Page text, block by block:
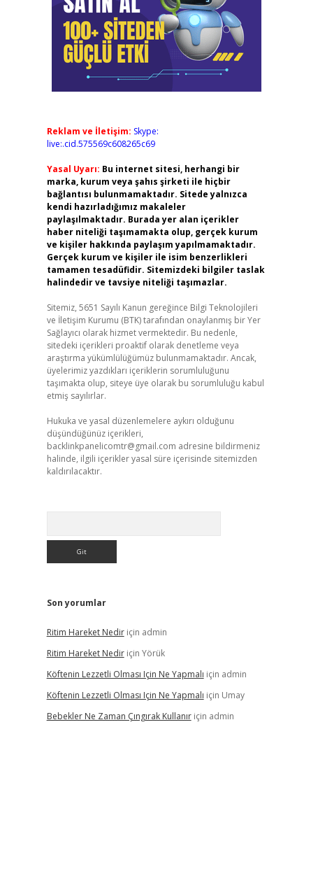
Reklam ve İletişim: Skype:
live:.cid.575569c608265c69
Yasal Uyarı: Bu internet sitesi, herhangi bir
marka, kurum veya şahıs şirketi ile hiçbir
bağlantısı bulunmamaktadır. Sitede yalnızca
kendi hazırladığımız makaleler
paylaşılmaktadır. Burada yer alan içerikler
haber niteliği taşımamakta olup, gerçek kurum
ve kişiler hakkında paylaşım yapılmamaktadır.
Gerçek kurum ve kişiler ile isim benzerlikleri
tamamen tesadüfidir. Sitemizdeki bilgiler taslak
halindedir ve tavsiye niteliği taşımazlar.
Sitemiz, 5651 Sayılı Kanun gereğince Bilgi Teknolojileri
ve İletişim Kurumu (BTK) tarafından onaylanmış bir Yer
Sağlayıcı olarak hizmet vermektedir. Bu nedenle,
sitedeki içerikleri proaktif olarak denetleme veya
araştırma yükümlülüğümüz bulunmamaktadır. Ancak,
üyelerimiz yazdıkları içeriklerin sorumluluğunu
taşımakta olup, siteye üye olarak bu sorumluluğu kabul
etmiş sayılırlar.
Hukuka ve yasal düzenlemelere aykırı olduğunu
düşündüğünüz içerikleri,
backlinkpanelicomtr@gmail.com adresine bildirmeniz
halinde, ilgili içerikler yasal süre içerisinde sitemizden
kaldırılacaktır.
Son yorumlar
Ritim Hareket Nediriçin admin
Ritim Hareket Nediriçin Yörük
Köftenin Lezzetli Olması Için Ne Yapmalı için admin
Köftenin Lezzetli Olması Için Ne Yapmalı için Umay
Bebekler Ne Zaman Çıngırak Kullanıriçin admin